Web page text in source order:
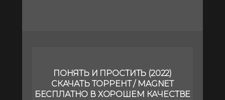
ПОНЯТЬ И ПРОСТИТЬ (2022)
СКАЧАТЬ ТОРРЕНТ / MAGNET
БЕСПЛАТНО В ХОРОШЕМ КАЧЕСТВЕ